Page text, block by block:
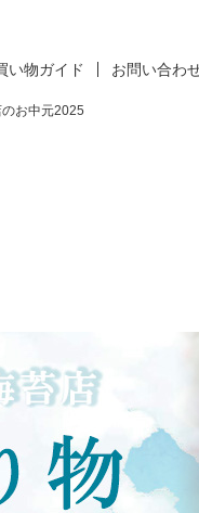
い物ガイド お問い合わ
お中元2025